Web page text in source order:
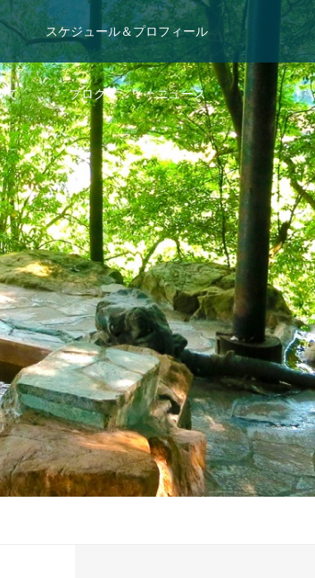
スケジュール＆プロフィール
て ブログ ニュース